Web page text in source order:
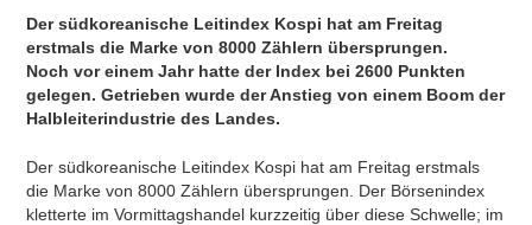
Der südkoreanische Leitindex Kospi hat am Freitag
erstmals die Marke von 8000 Zählern übersprungen.
Noch vor einem Jahr hatte der Index bei 2600 Punkten
gelegen. Getrieben wurde der Anstieg von einem Boom der
Halbleiterindustrie des Landes.
Der südkoreanische Leitindex Kospi hat am Freitag erstmals
die Marke von 8000 Zählern übersprungen. Der Börsenindex
kletterte im Vormittagshandel kurzzeitig über diese Schwelle; im